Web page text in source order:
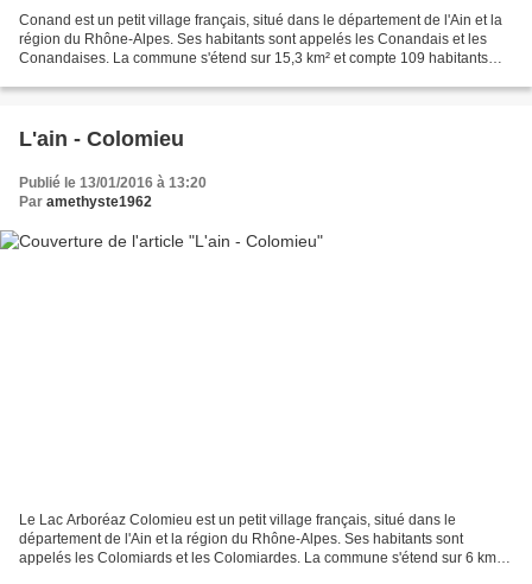
Conand est un petit village français, situé dans le département de l'Ain et la
région du Rhône-Alpes. Ses habitants sont appelés les Conandais et les
Conandaises. La commune s'étend sur 15,3 km² et compte 109 habitants
L'ain - Colomieu
Publié le 13/01/2016 à 13:20
Par amethyste1962
Le Lac Arboréaz Colomieu est un petit village français, situé dans le
département de l'Ain et la région du Rhône-Alpes. Ses habitants sont
appelés les Colomiards et les Colomiardes. La commune s'étend sur 6 km²